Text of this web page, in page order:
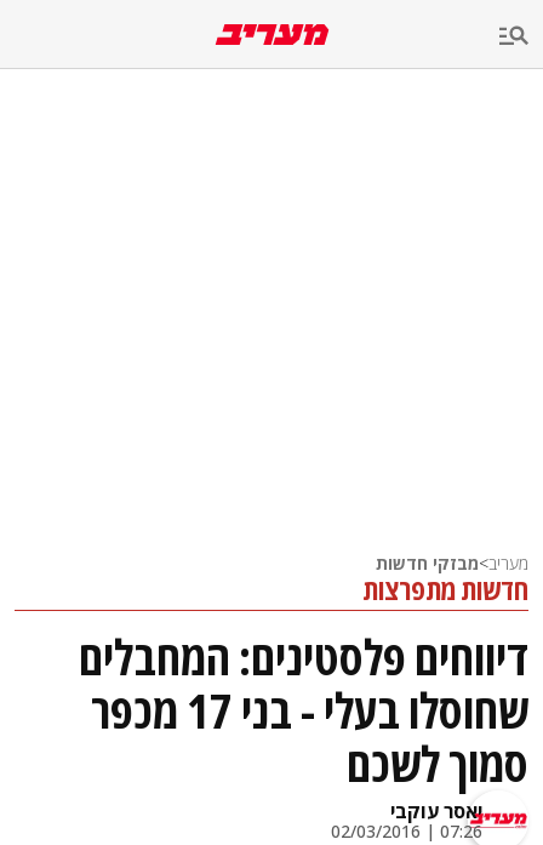
מעריב>מבזקי חדשות
חדשות מתפרצות
דיווחים פלסטינים: המחבלים
שחוסלו בעלי - בני 17 מכפר
סמוך לשכם
יאסר עוקבי
07:26 | 02/03/2016